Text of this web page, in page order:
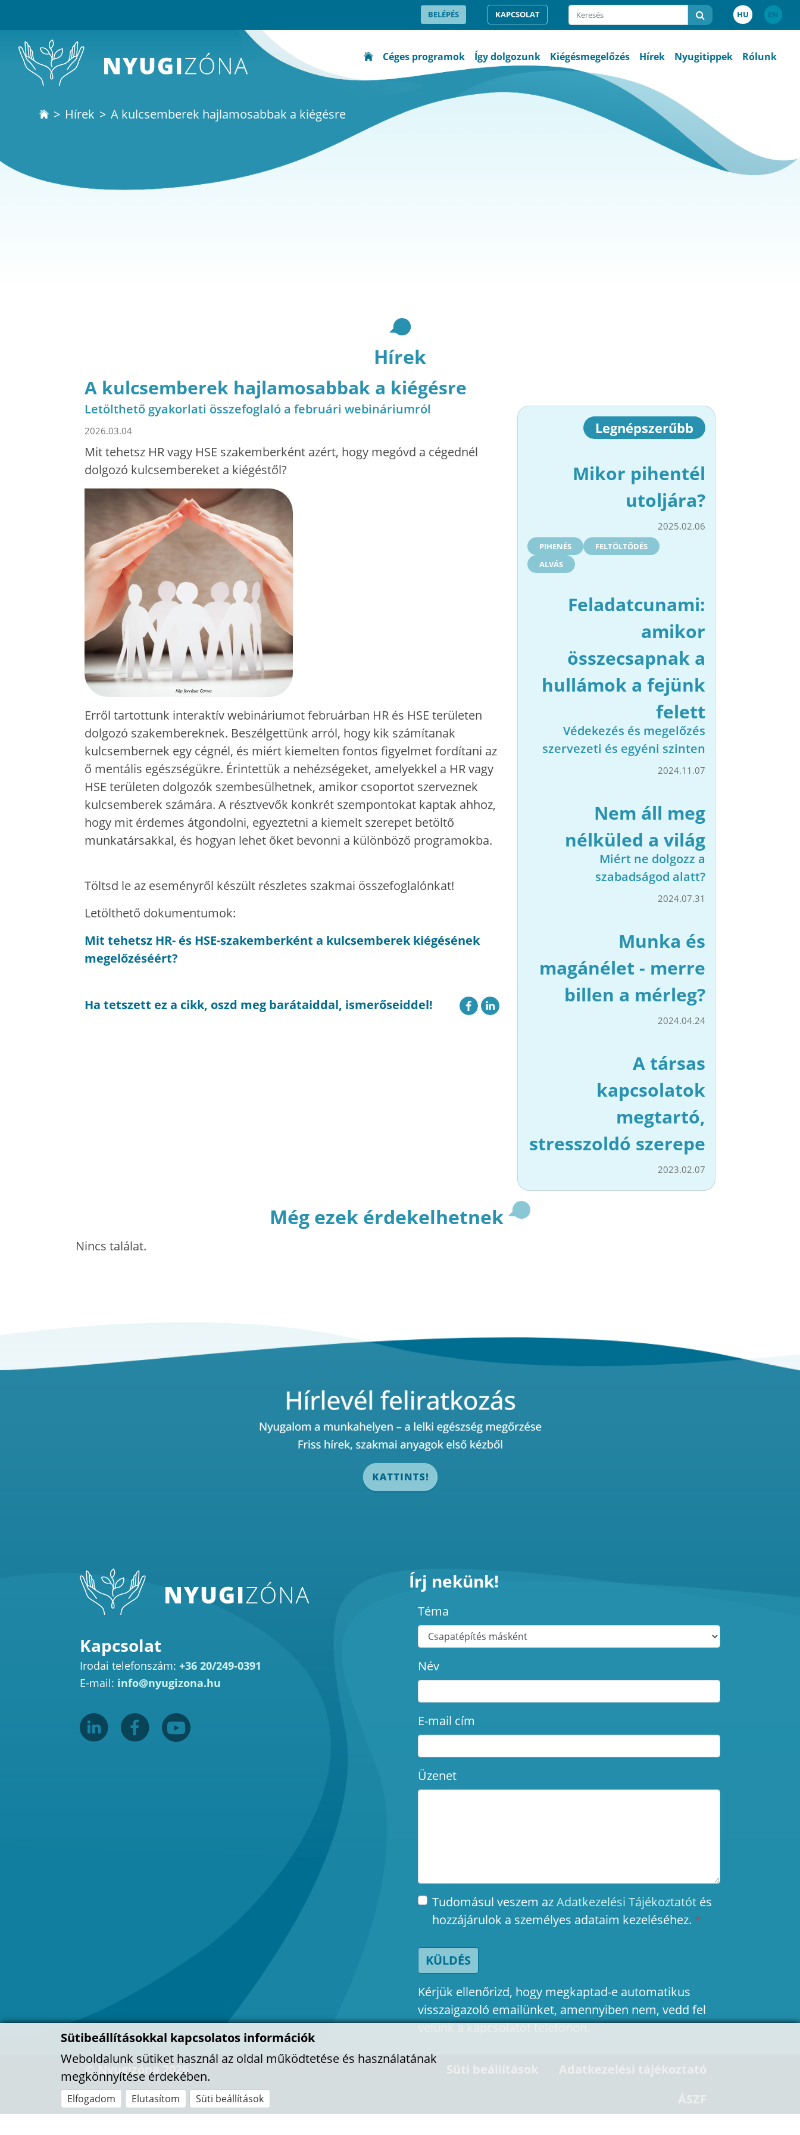
BELÉPÉS KAPCSOLAT HU EN
Céges programok Így dolgozunk Kiégésmegelőzés Hírek Nyugitippek Rólunk
Hírek A kulcsemberek hajlamosabbak a kiégésre
Hírek
A kulcsemberek hajlamosabbak a kiégésre
Letölthető gyakorlati összefoglaló a februári webináriumról
2026.03.04
Mit tehetsz HR vagy HSE szakemberként azért, hogy megóvd a cégednél
dolgozó kulcsembereket a kiégéstől?
Erről tartottunk interaktív webináriumot februárban HR és HSE területen
dolgozó szakembereknek. Beszélgettünk arról, hogy kik számítanak
kulcsembernek egy cégnél, és miért kiemelten fontos figyelmet fordítani az
ő mentális egészségükre. Érintettük a nehézségeket, amelyekkel a HR vagy
HSE területen dolgozók szembesülhetnek, amikor csoportot szerveznek
kulcsemberek számára. A résztvevők konkrét szempontokat kaptak ahhoz,
hogy mit érdemes átgondolni, egyeztetni a kiemelt szerepet betöltő
munkatársakkal, és hogyan lehet őket bevonni a különböző programokba.
Töltsd le az eseményről készült részletes szakmai összefoglalónkat!
Letölthető dokumentumok:
Mit tehetsz HR- és HSE-szakemberként a kulcsemberek kiégésének
megelőzéséért?
Ha tetszett ez a cikk, oszd meg barátaiddal, ismerőseiddel!
Legnépszerűbb
Mikor pihentél
utoljára?
2025.02.06
PIHENÉS
FELTÖLTŐDÉS
ALVÁS
Feladatcunami:
amikor
összecsapnak a
hullámok a fejünk
felett
Védekezés és megelőzés
szervezeti és egyéni szinten
2024.11.07
Nem áll meg
nélküled a világ
Miért ne dolgozz a
szabadságod alatt?
2024.07.31
Munka és
magánélet - merre
billen a mérleg?
2024.04.24
A társas
kapcsolatok
megtartó,
stresszoldó szerepe
2023.02.07
Még ezek érdekelhetnek
Nincs találat.
Sütibeállításokkal kapcsolatos információk
Weboldalunk sütiket használ az oldal működtetése és használatának
megkönnyítése érdekében.
Elfogadom Elutasítom Süti beállítások
Kapcsolat
Irodai telefonszám:+36 20/249-0391
E-mail: info@nyugizona.hu
Írj nekünk!
Téma
Név
E-mail cím
Üzenet
Tudomásul veszem azAdatkezelési Tájékoztatót és
hozzájárulok a személyes adataim kezeléséhez. *
KÜLDÉS
Kérjük ellenőrizd, hogy megkaptad-e automatikus
visszaigazoló emailünket, amennyiben nem, vedd fel
velünk a kapcsolatot telefonon.
© Nyugizóna 2026 Süti beállítások
Adatkezelési tájékoztató
ÁSZF